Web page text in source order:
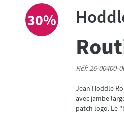
30%
Réf: 26-00400-
Jean Hoddle
avec jambe
patch logo. Le